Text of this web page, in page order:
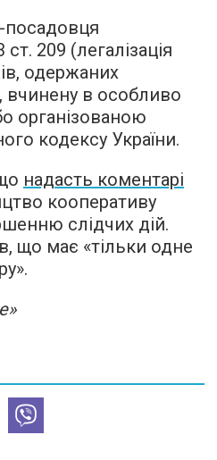
посадовця
ст. 209 (легалізація
одержаних
в особливо
організованою
кодексу України.
надасть коментарі
кооперативу
слідчих дій.
що має «тільки одне